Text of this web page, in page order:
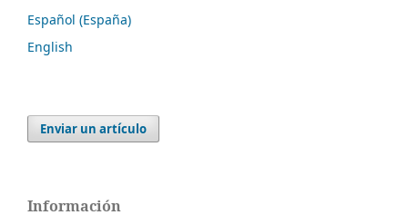
Español (España)
English
Enviar un artículo
Información